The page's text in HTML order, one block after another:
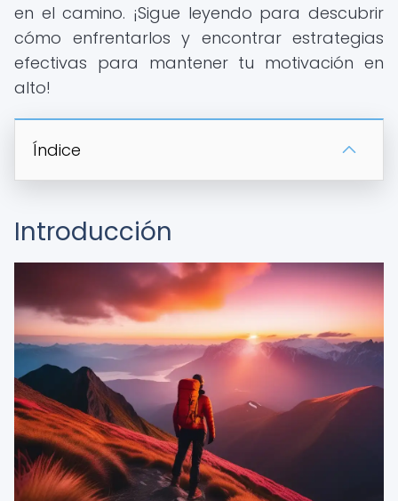
en el camino. ¡Sigue leyendo para descubrir
cómo enfrentarlos y encontrar estrategias
efectivas para mantener tu motivación en
alto!
Índice
Introducción